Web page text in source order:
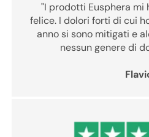
"I prodotti Eusphera mi
felice. I dolori forti di cui
anno si sono mitigati e
nessun genere di